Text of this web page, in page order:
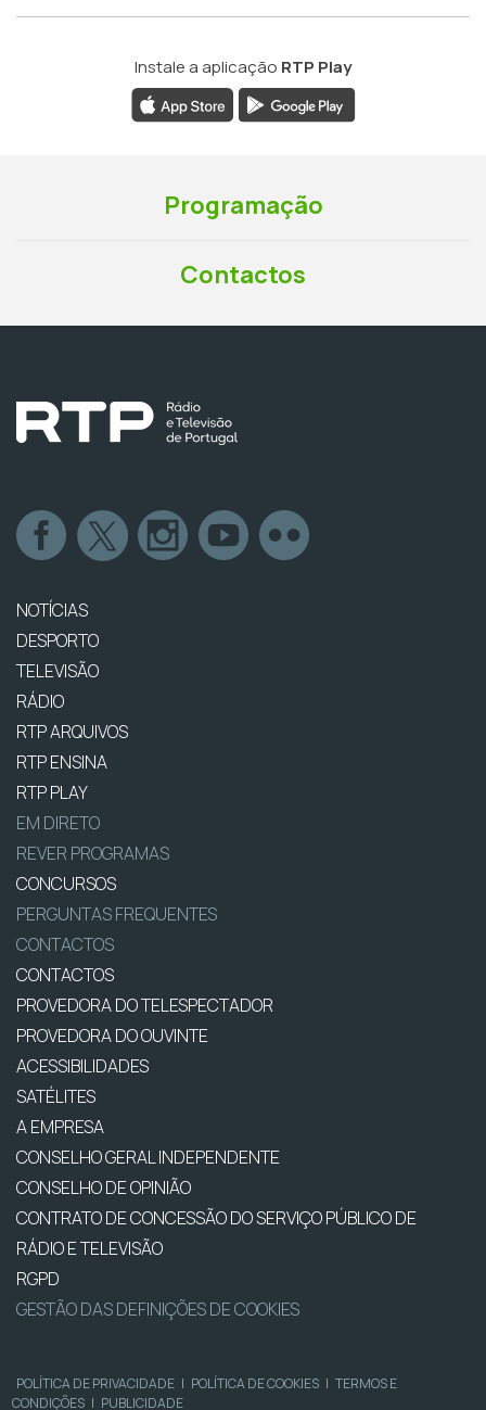
Instale a aplicação RTP Play
Programação
Contactos
NOTÍCIAS
DESPORTO
TELEVISÃO
RÁDIO
RTP ARQUIVOS
RTP ENSINA
RTP PLAY
EM DIRETO
REVER PROGRAMAS
CONCURSOS
PERGUNTAS FREQUENTES
CONTACTOS
CONTACTOS
PROVEDORA DO TELESPECTADOR
PROVEDORA DO OUVINTE
ACESSIBILIDADES
SATÉLITES
A EMPRESA
CONSELHO GERAL INDEPENDENTE
CONSELHO DE OPINIÃO
CONTRATO DE CONCESSÃO DO SERVIÇO PÚBLICO DE
RÁDIO E TELEVISÃO
RGPD
GESTÃO DAS DEFINIÇÕES DE COOKIES
POLÍTICA DE PRIVACIDADE | POLÍTICA DE COOKIES | TERMOS E
CONDIÇÕES | PUBLICIDADE